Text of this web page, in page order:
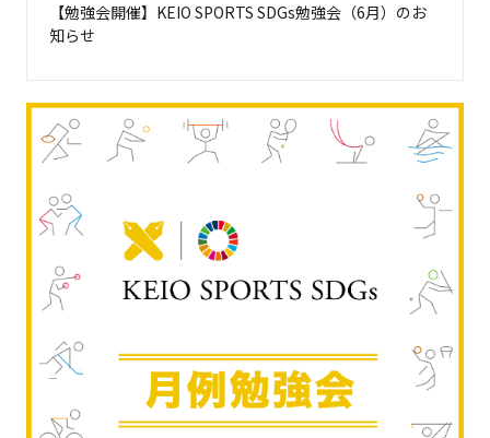
【勉強会開催】KEIO SPORTS SDGs勉強会（6月）のお
知らせ